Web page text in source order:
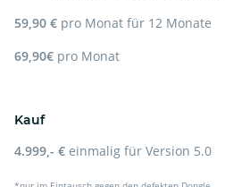
59,90 € pro Monat für 12 Monate
69,90€ pro Monat
Kauf
4.999,- € einmalig für Version 5.0